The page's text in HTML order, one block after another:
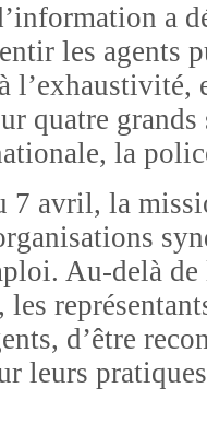
a
les agents
quatre
la
7 avril, la
Au-delà
d’être
leurs